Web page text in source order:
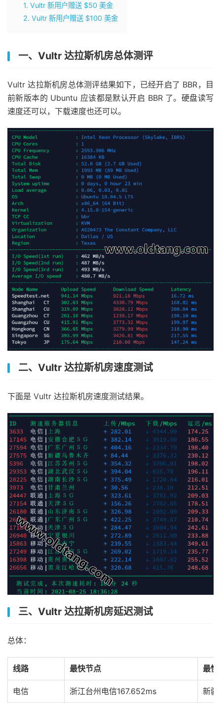
1. Vultr 新用户赠送 $50 美金
2. Vultr 新用户赠送 $100 美金
一、Vultr 达拉斯机房总体测评
Vultr 达拉斯机房总体测评结果如下，已经开启了 BBR，目
前新版本的 Ubuntu 应该都是默认开启 BBR 了。硬盘读写
速度还可以，下载速度也还可以。
二、Vultr 达拉斯机房速度测试
下面是 Vultr 达拉斯机房速度测试结果。
三、Vultr 达拉斯机房延迟测试
总体：
线路 最快节点 最慢
电信 浙江台州电信167.652ms 新疆